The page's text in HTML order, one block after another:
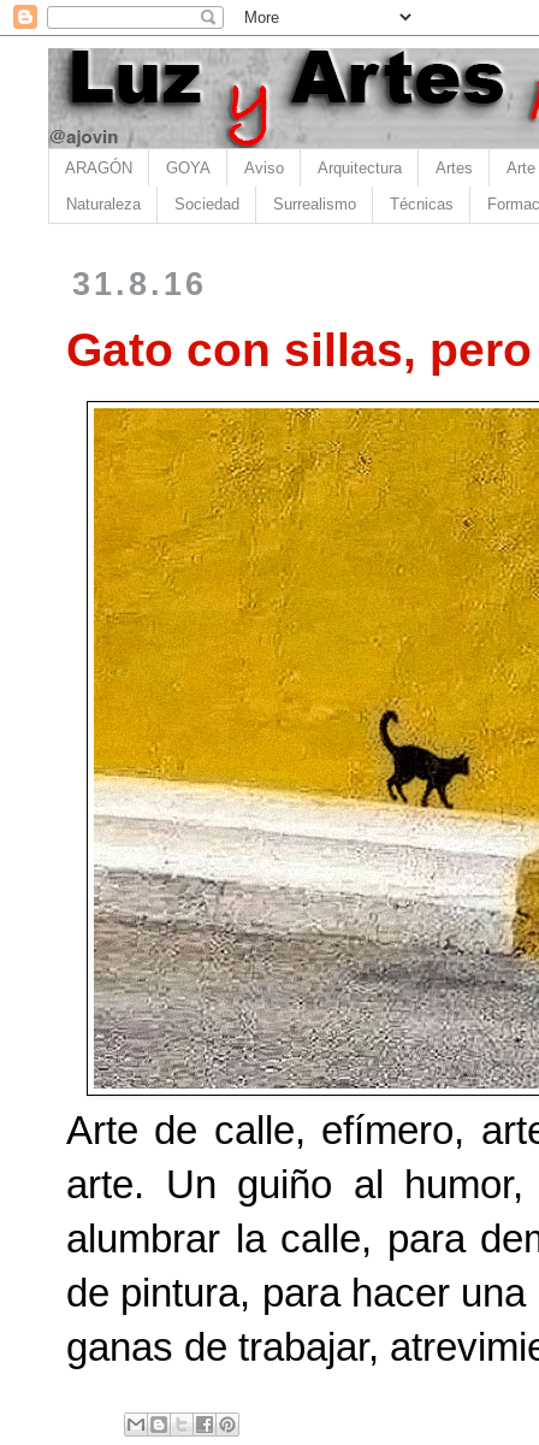
ARAGÓN GOYA Aviso Arquitectura Artes Arte
Naturaleza Sociedad Surrealismo Técnicas
31.8.16
Gato con sillas,
Arte de calle, efímero,
arte. Un guiño al
alumbrar la calle, para
de pintura, para hacer
ganas de trabajar,